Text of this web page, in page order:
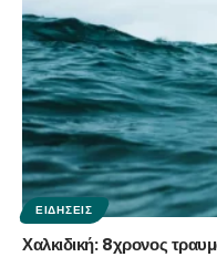
ΕΙΔΉΣΕΙΣ
Χαλκιδική: 8χρονος